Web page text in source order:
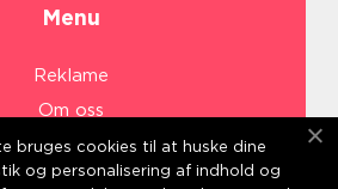
Menu
Reklame
Om oss
Cookies
Kontakt Oss
bruges cookies til at huske dine
og personalisering af indhold og